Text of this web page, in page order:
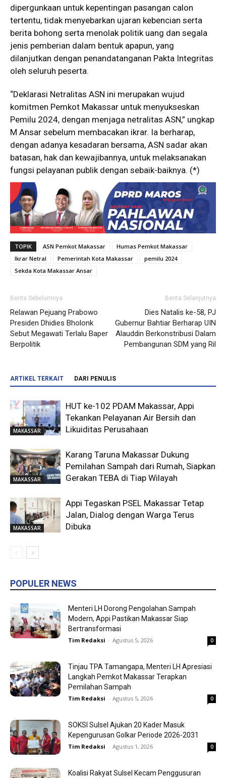
dipergunkaan untuk kepentingan pasangan calon
tertentu, tidak menyebarkan ujaran kebencian serta
berita bohong serta menolak politik uang dan segala
jenis pemberian dalam bentuk apapun, yang
dilanjutkan dengan penandatanganan Pakta Integritas
oleh seluruh peserta.
“Deklarasi Netralitas ASN ini merupakan wujud
komitmen Pemkot Makassar untuk menyukseskan
Pemilu 2024, dengan menjaga netralitas ASN,” ungkap
M Ansar sebelum membacakan ikrar. Ia berharap,
dengan adanya kesadaran bersama, ASN sadar akan
batasan, hak dan kewajibannya, untuk melaksanakan
fungsi pelayanan publik dengan sebaik-baiknya. (*)
TOPIK ASN Pemkot Makassar
Humas Pemkot Makassar
Ikrar Netral
Pemerintah Kota Makassar
pemilu 2024
Sekda Kota Makassar Ansar
Berita Sebelumnya
Relawan Pejuang Prabowo
Presiden Dhidies Bholonk
Sebut Megawati Terlalu Baper
Berpolitik
Berita Selanjutnya
Dies Natalis ke-58, PJ
Gubernur Bahtiar Berharap UIN
Alauddin Berkonstribusi Dalam
Pembangunan SDM yang Ril
ARTIKEL TERKAIT DARI PENULIS
MAKASSAR
HUT ke-102 PDAM Makassar, Appi
Tekankan Pelayanan Air Bersih dan
Likuiditas Perusahaan
MAKASSAR
Karang Taruna Makassar Dukung
Pemilahan Sampah dari Rumah, Siapkan
Gerakan TEBA di Tiap Wilayah
MAKASSAR
Appi Tegaskan PSEL Makassar Tetap
Jalan, Dialog dengan Warga Terus
Dibuka
POPULER NEWS
Menteri LH Dorong Pengolahan Sampah
Modern, Appi Pastikan Makassar Siap
Bertransformasi
Tim Redaksi - Agustus 5, 2026 0
Tinjau TPA Tamangapa, Menteri LH Apresiasi
Langkah Pemkot Makassar Terapkan
Pemilahan Sampah
Tim Redaksi - Agustus 5, 2026 0
SOKSI Sulsel Ajukan 20 Kader Masuk
Kepengurusan Golkar Periode 2026-2031
Tim Redaksi - Agustus 1, 2026 0
Koalisi Rakyat Sulsel Kecam Penggusuran